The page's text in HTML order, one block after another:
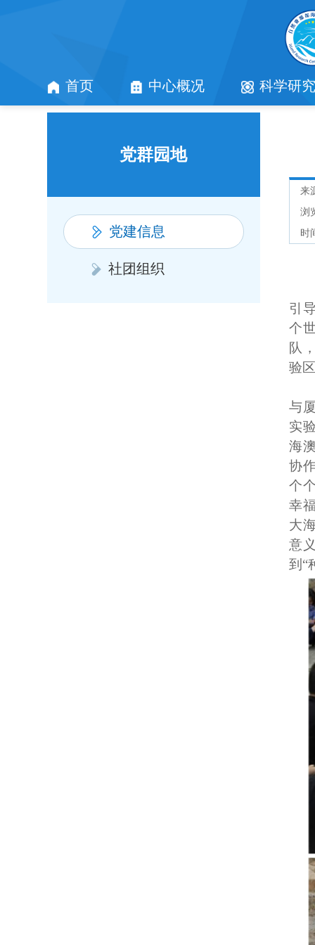
首页 中心概况 科学研究
党群园地
党建信息
社团组织
来
浏
时
引
个
队
验
与
实
海
协
个
幸
大
意
到“